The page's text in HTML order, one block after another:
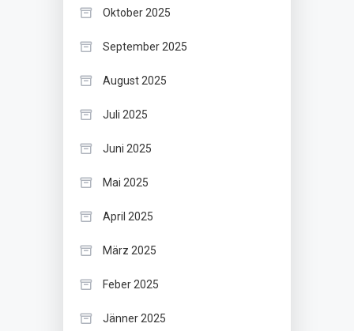
Oktober 2025
September 2025
August 2025
Juli 2025
Juni 2025
Mai 2025
April 2025
März 2025
Feber 2025
Jänner 2025